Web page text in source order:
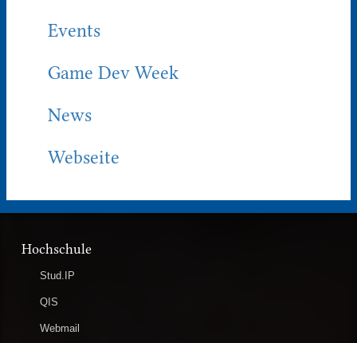
Events
Game Dev Week
News
Webseite
Hochschule
Stud.IP
QIS
Webmail